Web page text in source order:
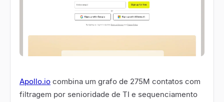
Apollo.io combina um grafo de 275M contatos com
filtragem por senioridade de TI e sequenciamento